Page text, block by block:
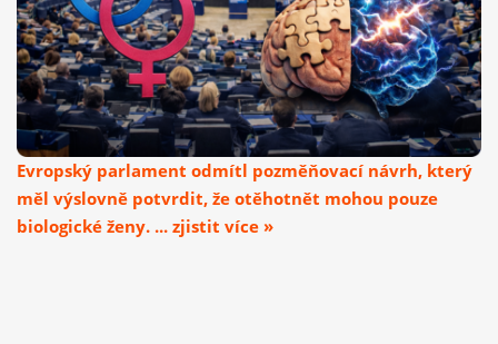
Evropský parlament odmítl pozměňovací návrh, který
měl výslovně potvrdit, že otěhotnět mohou pouze
biologické ženy. ... zjistit více »